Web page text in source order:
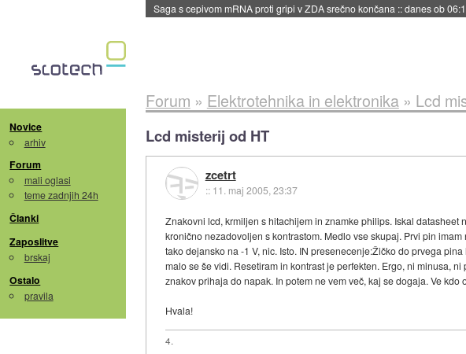
Saga s cepivom mRNA proti gripi v ZDA srečno končana ::danes ob
Novice
arhiv
Forum
mali oglasi
teme zadnjih 24h
Članki
Zaposlitve
brskaj
Ostalo
pravila
Forum » Elektrotehnika in elektronika» Lcd
Lcd misterij od HT
zcetrt
:: 11. maj 2005, 23:37
Znakovni lcd, krmiljen s hitachijem in znamke philips. Iskal
kronično nezadovoljen s kontrastom. Medlo vse skupaj. Prvi pin
tako dejansko na -1 V, nic. Isto. IN presenecenje:Žičko do prvega
malo se še vidi. Resetiram in kontrast je perfekten. Ergo, ni minusa,
znakov prihaja do napak. In potem ne vem več, kaj se dogaja. Ve
Hvala!
4.